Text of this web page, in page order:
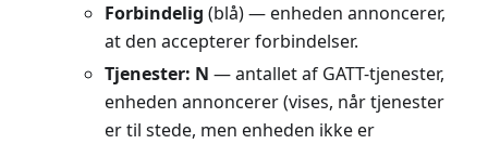
Forbindelig (blå) — enheden annoncerer,
at den accepterer forbindelser.
Tjenester: N — antallet af GATT-tjenester,
enheden annoncerer (vises, når tjenester
er til stede, men enheden ikke er